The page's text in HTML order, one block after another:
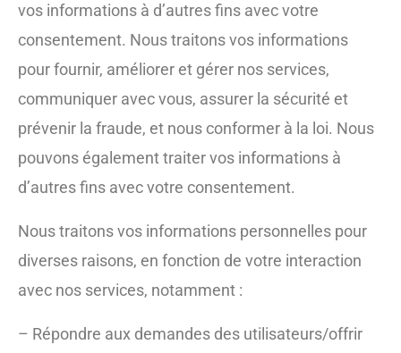
vos informations à d’autres fins avec votre
consentement. Nous traitons vos informations
pour fournir, améliorer et gérer nos services,
communiquer avec vous, assurer la sécurité et
prévenir la fraude, et nous conformer à la loi. Nous
pouvons également traiter vos informations à
d’autres fins avec votre consentement.
Nous traitons vos informations personnelles pour
diverses raisons, en fonction de votre interaction
avec nos services, notamment :
– Répondre aux demandes des utilisateurs/offrir